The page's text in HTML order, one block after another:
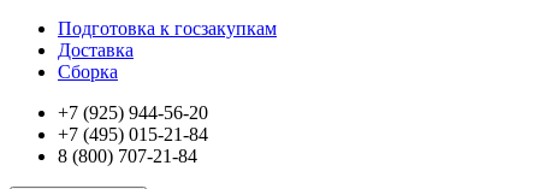
Подготовка к госзакупкам
Доставка
Сборка
+7 (925) 944-56-20
+7 (495) 015-21-84
8 (800) 707-21-84